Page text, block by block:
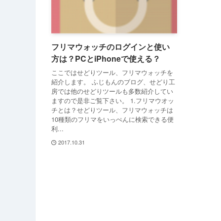
フリマウォッチのログインと使い
方は？PCとiPhoneで使える？
ここではせどりツール、フリマウォッチを
紹介します。 ふじもんのブログ、せどり工
房では他のせどりツールも多数紹介してい
ますので是非ご覧下さい。 1.フリマウオッ
チとは？せどりツール、フリマウォッチは
10種類のフリマをいっぺんに検索できる便
利...
2017.10.31